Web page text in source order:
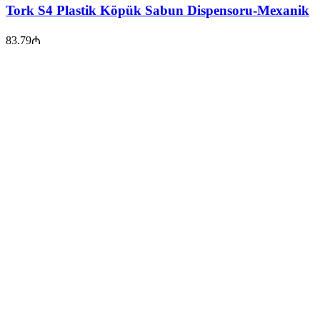
Tork S4 Plastik Köpük Sabun Dispensoru-Mexanik
83.79₼